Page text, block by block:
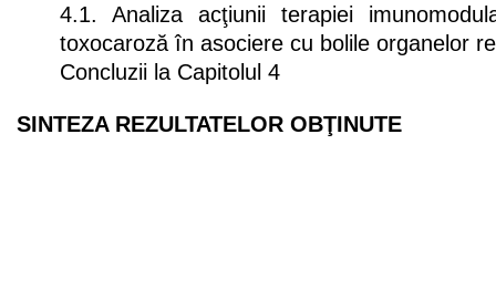
4.1. Analiza acţiunii terapiei
toxocaroză în asociere cu bolile organelor
Concluzii la Capitolul 4
SINTEZA REZULTATELOR OBŢINUTE